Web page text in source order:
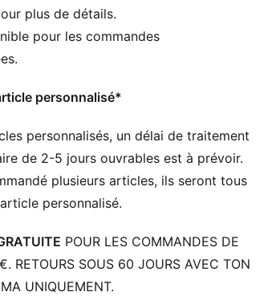
en maille sur les épaules, les côtés et
du club
plus de détails.
pour les commandes
personnalisé*
personnalisés, un délai de traitement
de 2-5 jours ouvrables est à prévoir.
plusieurs articles, ils seront tous
personnalisé.
POUR LES COMMANDES DE
RETOURS SOUS 60 JOURS AVEC TON
UNIQUEMENT.